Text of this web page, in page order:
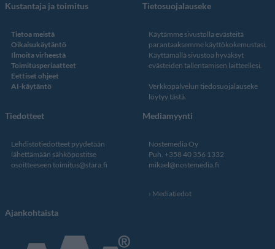
Kustantaja ja toimitus
Tietoa meistä
Oikaisukäytäntö
Ilmoita virheestä
Toimitusperiaatteet
Eettiset ohjeet
AI-käytäntö
Tietosuojalauseke
Käytämme sivustolla evästeitä
parantaaksemme käyttökokemustasi.
Käyttämällä sivustoa hyväksyt
evästeiden tallentamisen laitteellesi.
Verkkopalvelun tiedosuojalauseke
löytyy tästä.
Tiedotteet
Lehdistötiedotteet pyydetään
lähettämään sähköpostitse
osoitteeseen toimitus@stara.fi
Mediamyynti
Nostemedia Oy
Puh. +358 40 356 1332
mikael@nostemedia.fi
Mediatiedot
Ajankohtaista